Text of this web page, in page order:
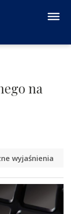
na
wyjaśnienia